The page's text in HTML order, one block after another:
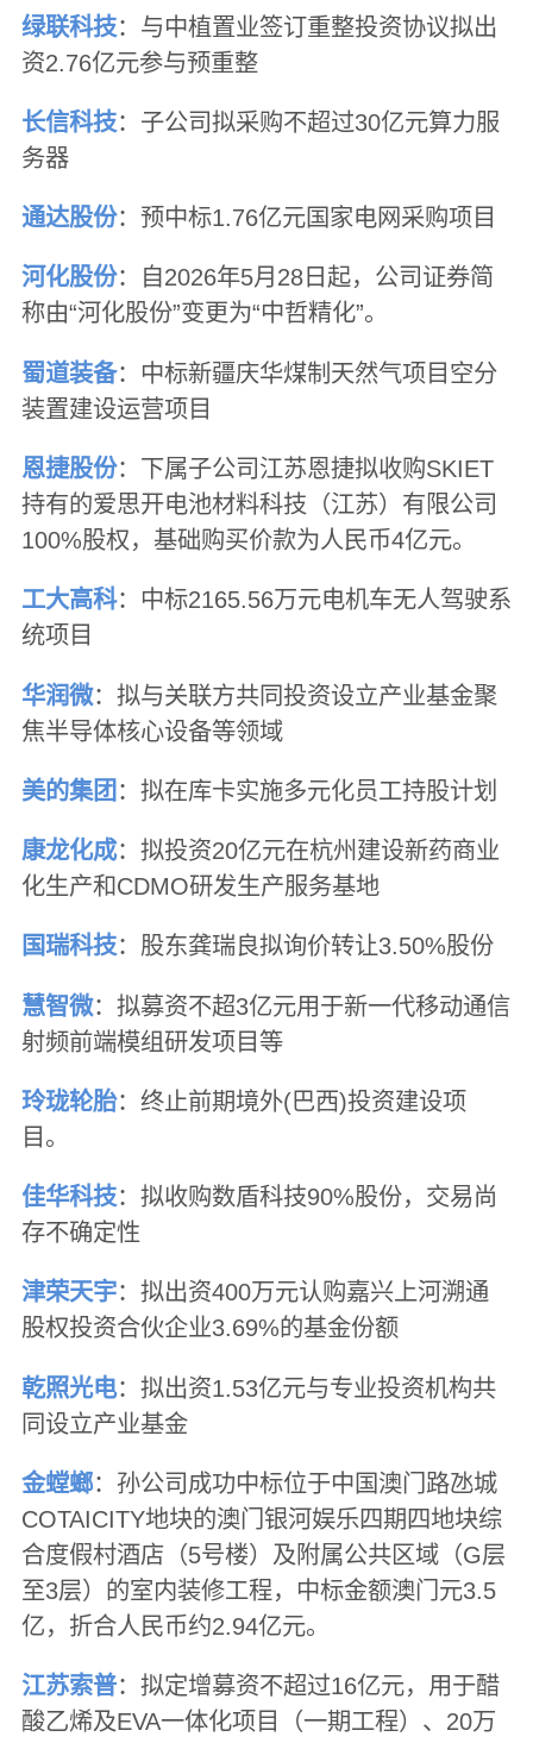
绿联科技：与中植置业签订重整投资协议拟出
资2.76亿元参与预重整
长信科技：子公司拟采购不超过30亿元算力服
务器
通达股份：预中标1.76亿元国家电网采购项目
河化股份：自2026年5月28日起，公司证券简
称由“河化股份”变更为“中哲精化”。
蜀道装备：中标新疆庆华煤制天然气项目空分
装置建设运营项目
恩捷股份：下属子公司江苏恩捷拟收购SKIET
持有的爱思开电池材料科技（江苏）有限公司
100%股权，基础购买价款为人民币4亿元。
工大高科：中标2165.56万元电机车无人驾驶系
统项目
华润微：拟与关联方共同投资设立产业基金聚
焦半导体核心设备等领域
美的集团 ：拟在库卡实施多元化员工持股计划
康龙化成：拟投资20亿元在杭州建设新药商业
化生产和CDMO研发生产服务基地
国瑞科技：股东龚瑞良拟询价转让3.50%股份
慧智微：拟募资不超3亿元用于新一代移动通信
射频前端模组研发项目等
玲珑轮胎：终止前期境外(巴西)投资建设项
目。
佳华科技：拟收购数盾科技90%股份，交易尚
存不确定性
津荣天宇：拟出资400万元认购嘉兴上河溯通
股权投资合伙企业3.69%的基金份额
乾照光电：拟出资1.53亿元与专业投资机构共
同设立产业基金
金螳螂：孙公司成功中标位于中国澳门路氹城
COTAICITY地块的澳门银河娱乐四期四地块综
合度假村酒店（5号楼）及附属公共区域（G层
至3层）的室内装修工程，中标金额澳门元3.5
亿，折合人民币约2.94亿元。
江苏索普：拟定增募资不超过16亿元，用于醋
酸乙烯及EVA一体化项目（一期工程）、20万